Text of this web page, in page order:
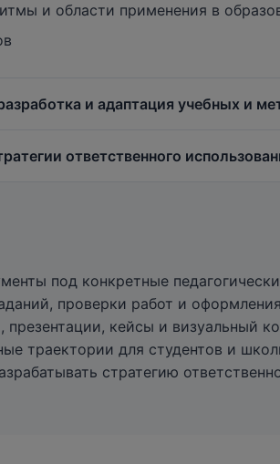
и области применения в
и адаптация учебных и
ответственного
педагогической деятельности
под конкретные
проверки работ и
кейсы и визуальный
траектории для студентов и
стратегию